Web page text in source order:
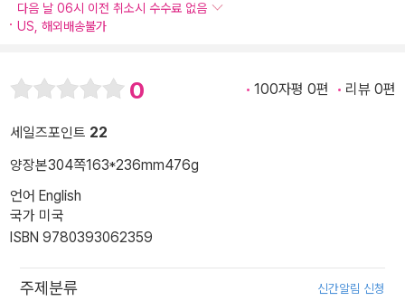
다음 날 06시 이전 취소시 수수료 없음
US, 해외배송불가
0 100자평 0편 리뷰 0편
세일즈포인트 22
양장본304쪽163*236mm476g
언어 English
국가 미국
ISBN 9780393062359
주제분류 신간알림 신청